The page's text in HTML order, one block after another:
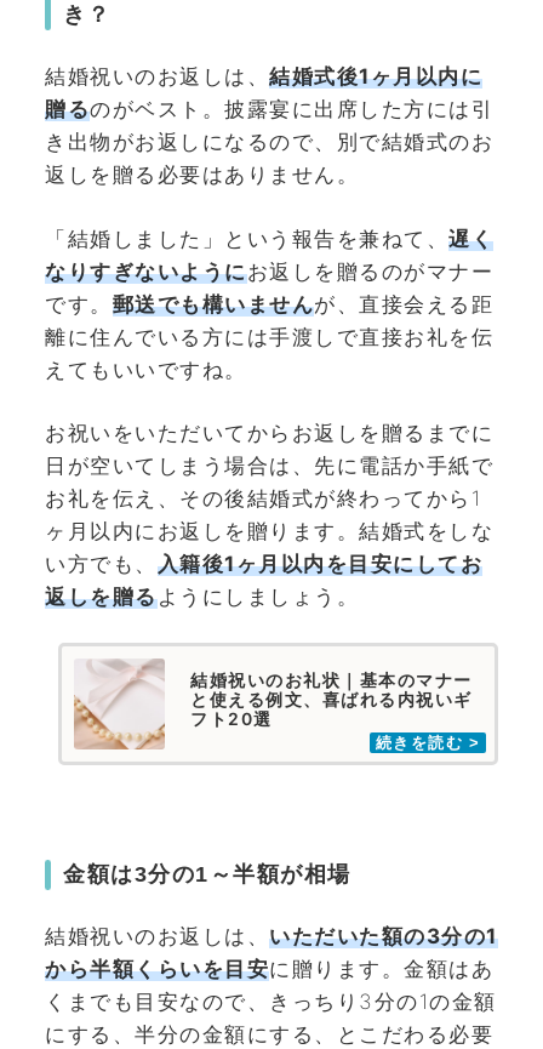
き？
結婚祝いのお返しは、 結婚式後1ヶ月以内に
贈るのがベスト。披露宴に出席した方には引
き出物がお返しになるので、別で結婚式のお
返しを贈る必要はありません。
「結婚しました」という報告を兼ねて、 遅く
なりすぎないようにお返しを贈るのがマナー
です。 郵送でも構いませんが、直接会える距
離に住んでいる方には手渡しで直接お礼を伝
えてもいいですね。
お祝いをいただいてからお返しを贈るまでに
日が空いてしまう場合は、先に電話か手紙で
お礼を伝え、その後結婚式が終わってから1
ヶ月以内にお返しを贈ります。結婚式をしな
い方でも、 入籍後1ヶ月以内を目安にしてお
返しを贈るようにしましょう。
結婚祝いのお礼状｜基本のマナー
と使える例文、喜ばれる内祝いギ
フト20選
金額は3分の1～半額が相場
結婚祝いのお返しは、 いただいた額の3分の1
から半額くらいを目安に贈ります。金額はあ
くまでも目安なので、きっちり3分の1の金額
にする、半分の金額にする、とこだわる必要